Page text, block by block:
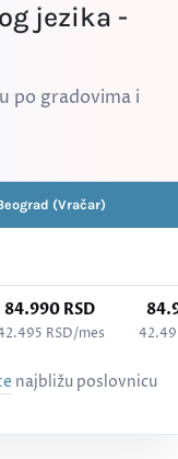
jezika -
po gradovima i
(Vračar)
84.990 RSD
RSD/mes
najbližu poslovnicu